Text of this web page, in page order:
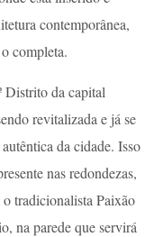
contemporânea,
completa.
Distrito da capital
revitalizada e já se
da cidade. Isso
nas redondezas,
tradicionalista Paixão
na parede que servirá